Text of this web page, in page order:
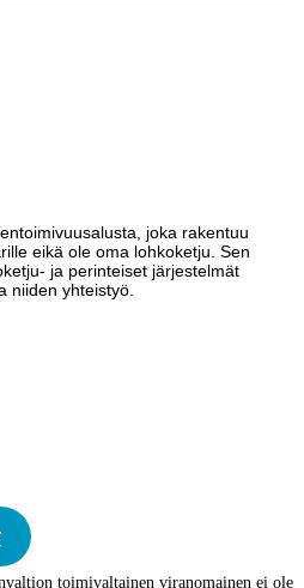
joka rakentuu
eikä ole oma lohkoketju. Sen
ja perinteiset järjestelmät
niiden yhteistyö.
toimivaltainen viranomainen ei ole